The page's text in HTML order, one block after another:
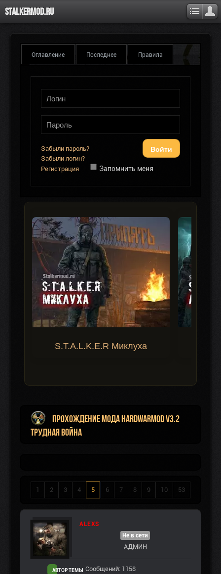
Stalkermod.ru
Оглавление Последнее Правила
Войти
Забыли пароль?
Забыли логин?
Регистрация
Запомнить меня
S.T.A.L.K.E.R Миклуха
Прохождение мода HARDWARMOD v3.2
Трудная Война
1 2 3 4 5 6 7 8 9 10 53
ALEXS
АВТОР ТЕМЫ
Не в сети
АДМИН
Сообщений: 1158